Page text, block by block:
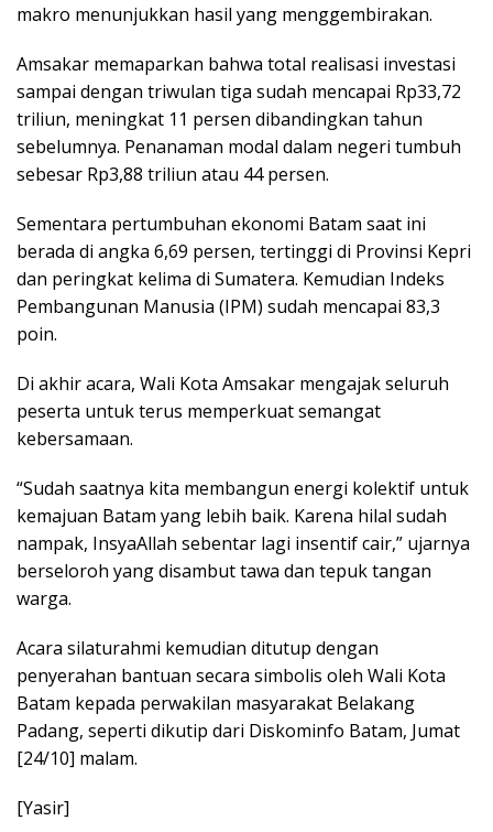
makro menunjukkan hasil yang menggembirakan.
Amsakar memaparkan bahwa total realisasi investasi
sampai dengan triwulan tiga sudah mencapai Rp33,72
triliun, meningkat 11 persen dibandingkan tahun
sebelumnya. Penanaman modal dalam negeri tumbuh
sebesar Rp3,88 triliun atau 44 persen.
Sementara pertumbuhan ekonomi Batam saat ini
berada di angka 6,69 persen, tertinggi di Provinsi Kepri
dan peringkat kelima di Sumatera. Kemudian Indeks
Pembangunan Manusia (IPM) sudah mencapai 83,3
poin.
Di akhir acara, Wali Kota Amsakar mengajak seluruh
peserta untuk terus memperkuat semangat
kebersamaan.
“Sudah saatnya kita membangun energi kolektif untuk
kemajuan Batam yang lebih baik. Karena hilal sudah
nampak, InsyaAllah sebentar lagi insentif cair,” ujarnya
berseloroh yang disambut tawa dan tepuk tangan
warga.
Acara silaturahmi kemudian ditutup dengan
penyerahan bantuan secara simbolis oleh Wali Kota
Batam kepada perwakilan masyarakat Belakang
Padang, seperti dikutip dari Diskominfo Batam, Jumat
[24/10] malam.
[Yasir]